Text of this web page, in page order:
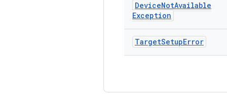
DeviceNotAvailable
Exception
TargetSetupError